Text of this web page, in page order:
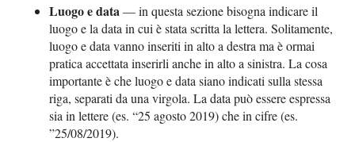
Luogo e data— in questa sezione bisogna indicare il
luogo e la data in cui è stata scritta la lettera. Solitamente,
luogo e data vanno inseriti in alto a destra ma è ormai
pratica accettata inserirli anche in alto a sinistra. La cosa
importante è che luogo e data siano indicati sulla stessa
riga, separati da una virgola. La data può essere espressa
sia in lettere (es. “25 agosto 2019) che in cifre (es.
”25/08/2019).